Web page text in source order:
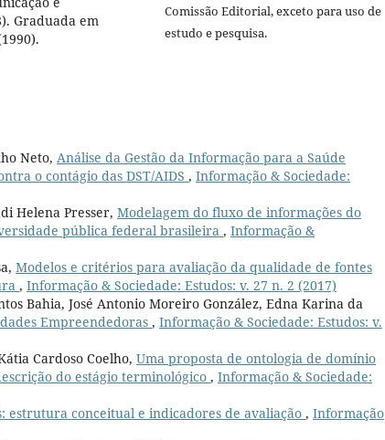
Graduada em
Comissão Editorial, exceto para uso de
estudo e pesquisa.
Neto, Análise da Gestão da Informação para a Saúde
o contágio das DST/AIDS , Informação & Sociedade:
Helena Presser, Modelagem do fluxo de informações do
pública federal brasileira , Informação &
Modelos e critérios para avaliação da qualidade de fontes
, Informação & Sociedade: Estudos: v. 27 n. 2 (2017)
Bahia, José Antonio Moreiro González, Edna Karina da
Empreendedoras , Informação & Sociedade: Estudos: v.
Cardoso Coelho, Uma proposta de ontologia de domínio
do estágio terminológico , Informação & Sociedade:
estrutura conceitual e indicadores de avaliação , Informação